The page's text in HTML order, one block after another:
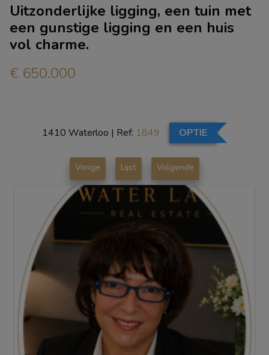
Uitzonderlijke ligging, een tuin met
een gunstige ligging en een huis
vol charme.
€ 650.000
1410 Waterloo | Ref: 1849 OPTIE
Vorige Lijst Volgende